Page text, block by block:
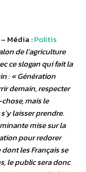
– Média :Politis
de l’agriculture
ce slogan qui fait la
: « Génération
demain, respecter
mais le
laisser prendre.
mise sur la
pour redorer
les Français se
le public sera donc